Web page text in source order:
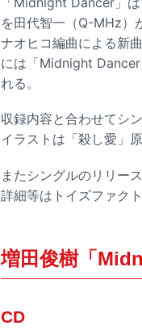
を田代智一（Q-MHz）
ナオヒコ編曲による新
には「Midnight Dancer
れる。
収録内容と合わせてシ
イラストは「殺し愛」
またシングルのリリー
詳細等はトイズファク
増田俊樹「
CD